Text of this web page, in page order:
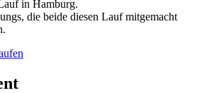
in Hamburg.
die beide diesen Lauf mitgemacht